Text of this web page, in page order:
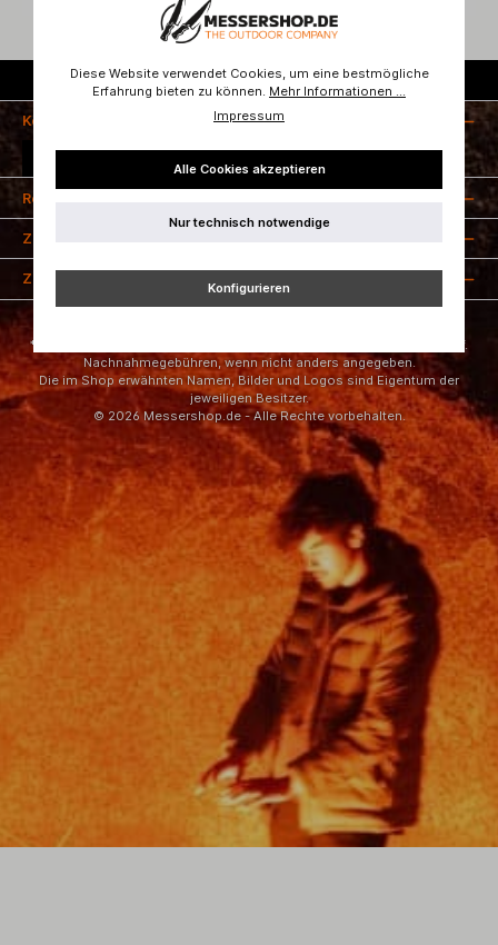
Kostenloser Versand ab 50 Euro
Kontakt
Rechtliches
Zahlungsarten
Zertifizierung
* Alle Preise inkl. gesetzl. Mehrwertsteuer zzgl.
und ggf.
Nachnahmegebühren, wenn nicht anders angegeben.
Die im Shop erwähnten Namen, Bilder und Logos sind Eigentum der
jeweiligen Besitzer.
© 2026 Messershop.de - Alle Rechte vorbehalten.
Diese Website verwendet Cookies, um eine bestmögliche
Erfahrung bieten zu können. Mehr Informationen ...
Impressum
Alle Cookies akzeptieren
Nur technisch notwendige
Konfigurieren